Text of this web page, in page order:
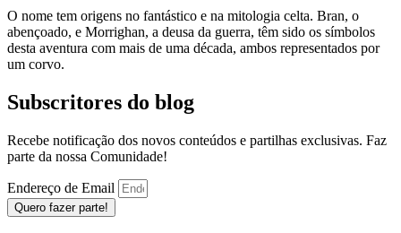
O nome tem origens no fantástico e na mitologia celta. Bran, o
abençoado, e Morrighan, a deusa da guerra, têm sido os símbolos
desta aventura com mais de uma década, ambos representados por
um corvo.
Subscritores do blog
Recebe notificação dos novos conteúdos e partilhas exclusivas. Faz
parte da nossa Comunidade!
Endereço de Email
Quero fazer parte!